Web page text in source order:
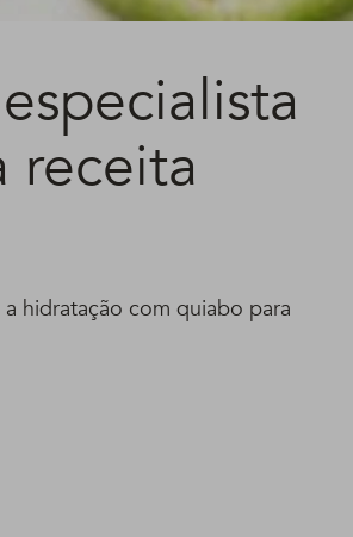
receita
hidratação com quiabo para